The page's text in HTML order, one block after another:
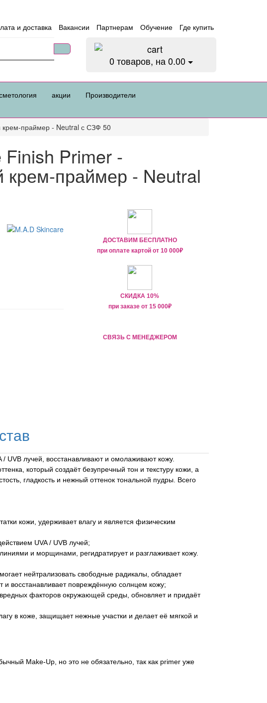
и доставка Вакансии Партнерам Обучение Где купить
0товаров, на 0.00
акции Производители
праймер - Neutral с СЗФ 50
Primer -
праймер - Neutral
ДОСТАВИМ БЕСПЛАТНО
при оплате картой от 10 000₽
СКИДКА 10%
при заказе от 15 000₽
СВЯЗЬ С МЕНЕДЖЕРОМ
лучей, восстанавливают и омолаживают кожу.
который создаёт безупречный тон и текстуру кожи, а
гладкость и нежный оттенок тональной пудры. Всего
кожи, удерживает влагу и является физическим
UVA / UVB лучей;
и морщинами, регидратирует и разглаживает кожу.
нейтрализовать свободные радикалы, обладает
и восстанавливает повреждённую солнцем кожу;
факторов окружающей среды, обновляет и придаёт
в коже, защищает нежные участки и делает её мягкой и
Make-Up, но это не обязательно, так как primer уже